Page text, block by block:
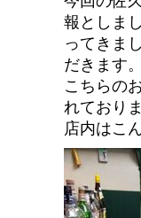
報としま
ってきま
だきます。
こちらの
れており
店内はこ